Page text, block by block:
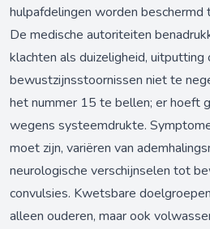
hulpafdelingen worden beschermd
De medische autoriteiten
klachten als duizeligheid, uitputting
bewustzijnsstoornissen niet te
het nummer 15 te bellen; er hoeft
wegens systeemdrukte.
moet zijn, variëren van
neurologische verschijnselen tot
convulsies. Kwetsbare
alleen ouderen, maar ook